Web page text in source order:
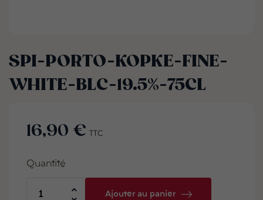
SPI-PORTO-KOPKE-FINE-
WHITE-BLC-19.5%-75CL
16,90 € TTC
Quantité
Ajouter au panier